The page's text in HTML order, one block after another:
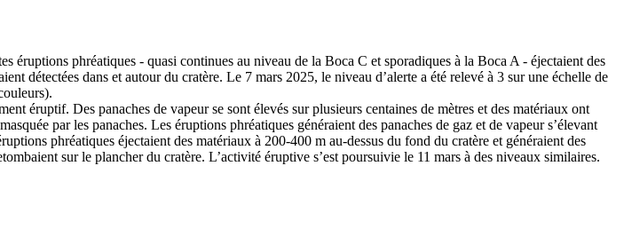
éruptions phréatiques - quasi continues au niveau de la Boca C et sporadiques à la Boca A - éjectaient des
détectées dans et autour du cratère. Le 7 mars 2025, le niveau d’alerte a été relevé à 3 sur une échelle de
éruptif. Des panaches de vapeur se sont élevés sur plusieurs centaines de mètres et des matériaux ont
par les panaches. Les éruptions phréatiques généraient des panaches de gaz et de vapeur s’élevant
phréatiques éjectaient des matériaux à 200-400 m au-dessus du fond du cratère et généraient des
sur le plancher du cratère. L’activité éruptive s’est poursuivie le 11 mars à des niveaux similaires.